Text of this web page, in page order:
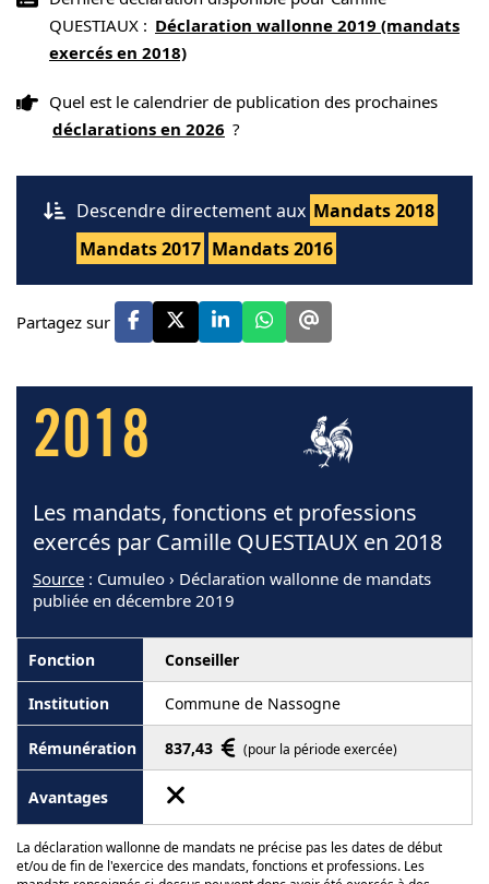
QUESTIAUX : Déclaration wallonne 2019 (mandats
exercés en 2018)
Quel est le calendrier de publication des prochaines
déclarations en 2026 ?
Descendre directement aux Mandats 2018
Mandats 2017 Mandats 2016
Partagez sur
2018
Les mandats, fonctions et professions
exercés par Camille QUESTIAUX en 2018
Source : Cumuleo › Déclaration wallonne de mandats
publiée en décembre 2019
Conseiller
Commune de Nassogne
837,43 (pour la période exercée)
La déclaration wallonne de mandats ne précise pas les dates de début
et/ou de fin de l'exercice des mandats, fonctions et professions. Les